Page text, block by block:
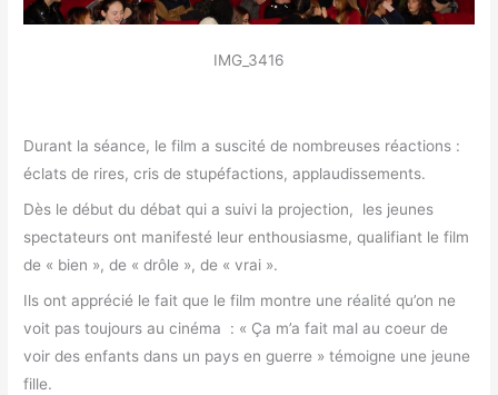
IMG_3416
Durant la séance, le film a suscité de nombreuses réactions :
éclats de rires, cris de stupéfactions, applaudissements.
Dès le début du débat qui a suivi la projection, les jeunes
spectateurs ont manifesté leur enthousiasme, qualifiant le film
de « bien », de « drôle », de « vrai ».
Ils ont apprécié le fait que le film montre une réalité qu’on ne
voit pas toujours au cinéma : « Ça m’a fait mal au coeur de
voir des enfants dans un pays en guerre » témoigne une jeune
fille.